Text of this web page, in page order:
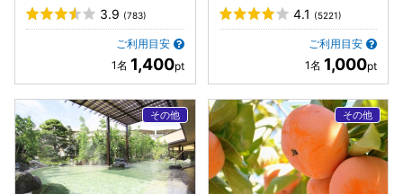
3.9 (783)
ご利用目安
1,400
4.1 (5221)
ご利用目安
1,000